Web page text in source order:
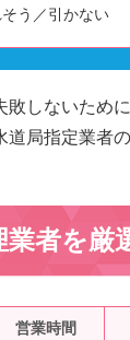
う／引かない
しないため
局指定業者
業者を厳
営業時間